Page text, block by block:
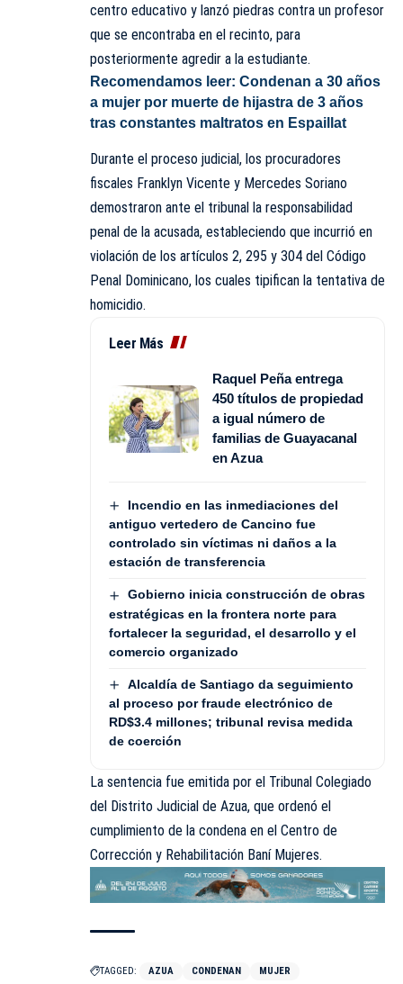
centro educativo y lanzó piedras contra un profesor
que se encontraba en el recinto, para
posteriormente agredir a la estudiante.
Recomendamos leer: Condenan a 30 años
a mujer por muerte de hijastra de 3 años
tras constantes maltratos en Espaillat
Durante el proceso judicial, los procuradores
fiscales Franklyn Vicente y Mercedes Soriano
demostraron ante el tribunal la responsabilidad
penal de la acusada, estableciendo que incurrió en
violación de los artículos 2, 295 y 304 del Código
Penal Dominicano, los cuales tipifican la tentativa de
homicidio.
Leer Más
Raquel Peña entrega
450 títulos de propiedad
a igual número de
familias de Guayacanal
en Azua
Incendio en las inmediaciones del
antiguo vertedero de Cancino fue
controlado sin víctimas ni daños a la
estación de transferencia
Gobierno inicia construcción de obras
estratégicas en la frontera norte para
fortalecer la seguridad, el desarrollo y el
comercio organizado
Alcaldía de Santiago da seguimiento
al proceso por fraude electrónico de
RD$3.4 millones; tribunal revisa medida
de coerción
La sentencia fue emitida por el Tribunal Colegiado
del Distrito Judicial de Azua, que ordenó el
cumplimiento de la condena en el Centro de
Corrección y Rehabilitación Baní Mujeres.
TAGGED: AZUA CONDENAN MUJER